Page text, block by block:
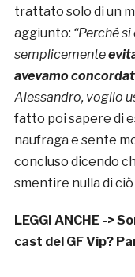
trattato solo di un
aggiunto: “Perché
semplicemente
avevamo
Alessandro, voglio
fatto poi sapere di
naufraga e sente
concluso dicendo
smentire nulla di
LEGGI ANCHE ->
cast del GF Vip?